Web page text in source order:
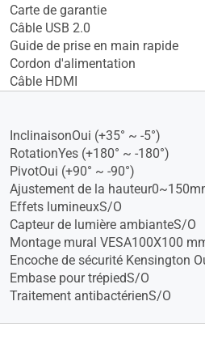
Carte de garantie
Câble USB 2.0
Guide de prise en main rapide
Cordon d'alimentation
Câble HDMI
InclinaisonOui (+35° ~ -5°)
RotationYes (+180° ~ -180°)
PivotOui (+90° ~ -90°)
Ajustement de la
Effets lumineuxS/O
Capteur de lumière ambianteS/O
Montage mural VESA100X100
Encoche de sécurité Kensington
Embase pour trépiedS/O
Traitement antibactérienS/O